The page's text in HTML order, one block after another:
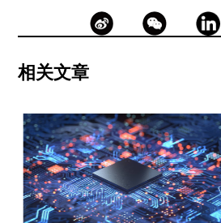
相关文章